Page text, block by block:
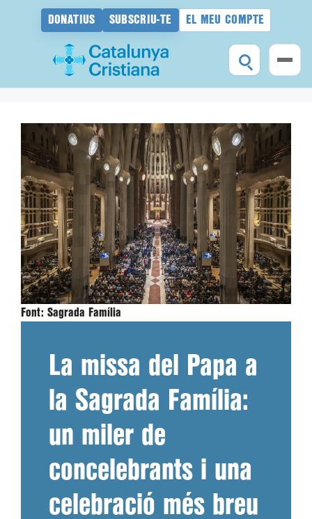
DONATIUS SUBSCRIU-TE EL MEU COMPTE
contingut
Font: Sagrada Família
La missa del Papa a
la Sagrada Família:
un miler de
concelebrants i una
celebració més breu